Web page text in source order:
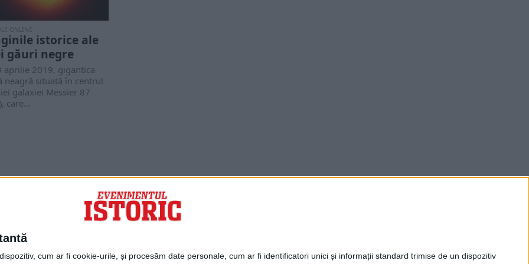
cum ar fi cookie-urile, și procesăm date personale, cum ar fi identificatori unici și informații standard trimise de un dispozitiv
ONLINE
istorice ale
găuri negre
aprilie 2019, gigantica
neagră situată în centrul
galaxiei Messier 87
care...
Evenimentul Zilei
Doctorul Zilei
Infofinanciar